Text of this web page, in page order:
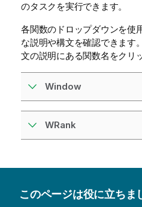
のタスクを実行できます。
各関数のドロップダウンを使
な説明や構文を確認できます
文の説明にある関数名をクリ
Window
WRank
このページは役に立ちま